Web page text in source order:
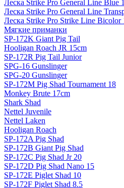
Леска Strike Pro General Line Blue
Леска Strike Pro General Line
Леска Strike Pro Strike Line Bicolor
Мягкие приманки
SP-172K Giant Pig Tail
Hooligan Roach JR 15cm
SP-172R Pig Tail Junior
SPG-16 Gunslinger
SPG-20 Gunslinger
SP-172M Pig Shad Tournament 18
Monkey Brute 17cm
Shark Shad
Nettel Juvenile
Nettel Laken
Hooligan Roach
SP-172A Pig Shad
SP-172B Giant Pig Shad
SP-172C Pig Shad Jr 20
SP-172D Pig Shad Nano 15
SP-172E Piglet Shad 10
SP-172F Piglet Shad 8.5